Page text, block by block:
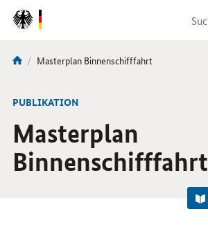
DirektZu:
Navigation
Sie
hier:
Aktuelle
Masterplan Binnenschifffahrt
PUBLIKATION
Masterplan
Binnenschifffahrt